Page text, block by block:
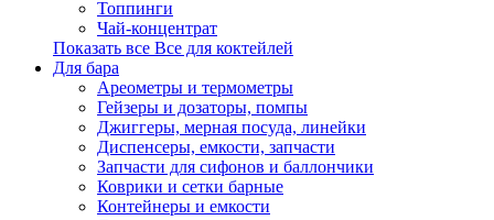
Топпинги
Чай-концентрат
Показать все Все для коктейлей
Для бара
Ареометры и термометры
Гейзеры и дозаторы, помпы
Джиггеры, мерная посуда, линейки
Диспенсеры, емкости, запчасти
Запчасти для сифонов и баллончики
Коврики и сетки барные
Контейнеры и емкости